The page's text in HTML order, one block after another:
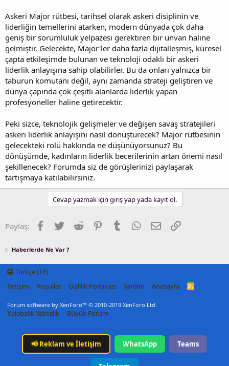
Askeri Major rütbesi, tarihsel olarak askeri disiplinin ve
liderliğin temellerini atarken, modern dünyada çok daha
geniş bir sorumluluk yelpazesi gerektiren bir unvan haline
gelmiştir. Gelecekte, Major'ler daha fazla dijitalleşmiş, küresel
çapta etkileşimde bulunan ve teknoloji odaklı bir askeri
liderlik anlayışına sahip olabilirler. Bu da onları yalnızca bir
taburun komutanı değil, aynı zamanda strateji geliştiren ve
dünya çapında çok çeşitli alanlarda liderlik yapan
profesyoneller haline getirecektir.
Peki sizce, teknolojik gelişmeler ve değişen savaş stratejileri
askeri liderlik anlayışını nasıl dönüştürecek? Major rütbesinin
gelecekteki rolü hakkında ne düşünüyorsunuz? Bu
dönüşümde, kadınların liderlik becerilerinin artan önemi nasıl
şekillenecek? Forumda siz de görüşlerinizi paylaşarak
tartışmaya katılabilirsiniz.
Cevap yazmak için giriş yap yada kayıt ol.
Paylaş: Facebook
TwitterReddit PinterestTumblrWhatsApp
E-postaLink
Haberlerde Ne Var ?
Türkçe (TR)
İletişim
Koşullar Gizlilik Politikası Yardım Anasayfa
R
Forum software by XenForo™ © 2010-2019 XenForo Ltd.
Kalabalık Yalnızlık Büyük Forum
📢Reklam ve İletişim WhatsApp Teams